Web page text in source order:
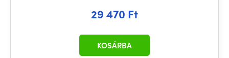
29 470 Ft
KOSÁRBA